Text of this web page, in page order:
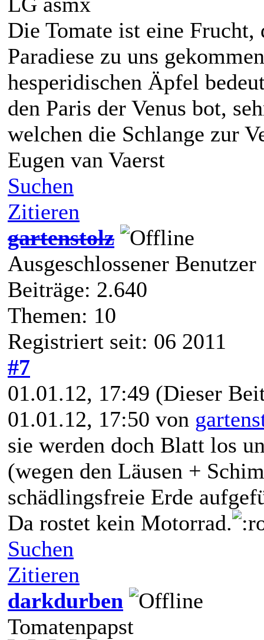
Die Tomate ist eine
Paradiese zu uns
hesperidischen Äpfel
den Paris der Venus bot,
welchen die Schlange zur
Eugen van Vaerst
Suchen
Zitieren
gartenstolz
Ausgeschlossener Benutzer
Beiträge: 2.640
Themen: 10
Registriert seit: 06 2011
#7
01.01.12, 17:49 (Dieser
01.01.12, 17:50 von
sie werden doch Blatt los
(wegen den Läusen +
schädlingsfreie Erde
Da rostet kein Motorrad.
Suchen
Zitieren
darkdurben
Tomatenpapst